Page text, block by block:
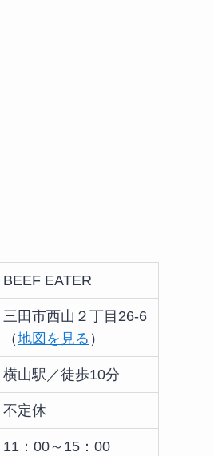
BEEF EATER
三田市西山２丁目26-6
（地図を見る ）
横山駅／徒歩10分
不定休
11：00～15：00